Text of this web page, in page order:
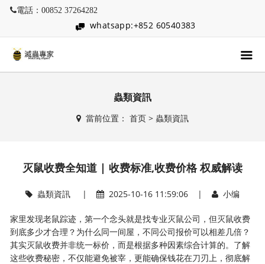
電話：00852 37264282
whatsapp:+852 60540383
蟲類資訊
當前位置： 首页> 蟲類資訊
灭鼠收费全知道 | 收费标准,收费价格 权威解读
蟲類資訊| 2025-10-16 11:59:06 | 小编
家里发现老鼠踪迹，第一个念头就是找专业灭鼠公司，但灭鼠收费
到底多少才合理？为什么同一间屋，不同公司报价可以相差几倍？
其实灭鼠收费并非统一标价，而是根据多种因素综合计算的。了解
这些收费秘密，不仅能避免被宰，更能确保钱花在刀刃上，彻底解